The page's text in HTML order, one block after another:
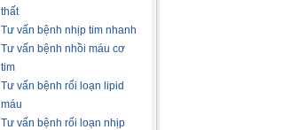
thất
Tư vấn bệnh nhịp tim nhanh
Tư vấn bệnh nhồi máu cơ
tim
Tư vấn bệnh rối loạn lipid
máu
Tư vấn bệnh rối loạn nhịp